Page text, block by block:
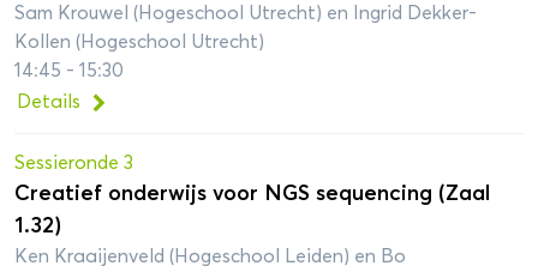
Sam Krouwel (Hogeschool Utrecht) en Ingrid Dekker-
Kollen (Hogeschool Utrecht)
14:45 - 15:30
Details
Sessieronde 3
Creatief onderwijs voor NGS sequencing (Zaal
1.32)
Ken Kraaijenveld (Hogeschool Leiden) en Bo